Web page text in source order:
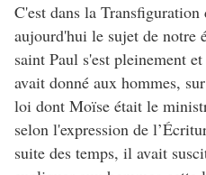
C'est dans la
aujourd'hui le sujet de notre
saint Paul s'est pleinement
avait donné aux hommes,
loi dont Moïse était le
selon l'expression de
suite des temps, il avait